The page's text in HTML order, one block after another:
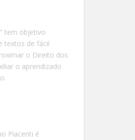
tem objetivo
textos de fácil
o Direito dos
o aprendizado
Piacenti é